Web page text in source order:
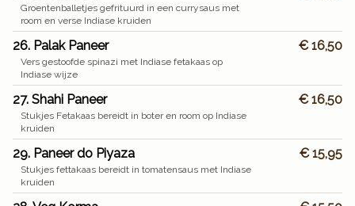
Groentenballetjes gefrituurd in een currysaus met
room en verse Indiase kruiden
26. Palak Paneer
Vers gestoofde spinazi met Indiase fetakaas op
Indiase wijze
€ 16,50
27. Shahi Paneer
Stukjes Fetakaas bereidt in boter en room op Indiase
kruiden
€ 16,50
29. Paneer do Piyaza
Stukjes fettakaas bereidt in tomatensaus met Indiase
kruiden
€ 15,95